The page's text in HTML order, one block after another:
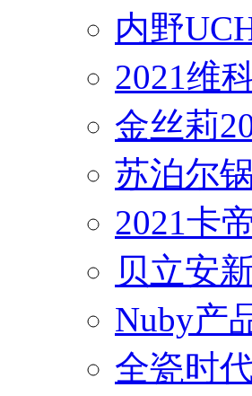
内野
2021维
金丝莉
苏泊尔
2021卡
贝立安
Nuby产
全瓷时